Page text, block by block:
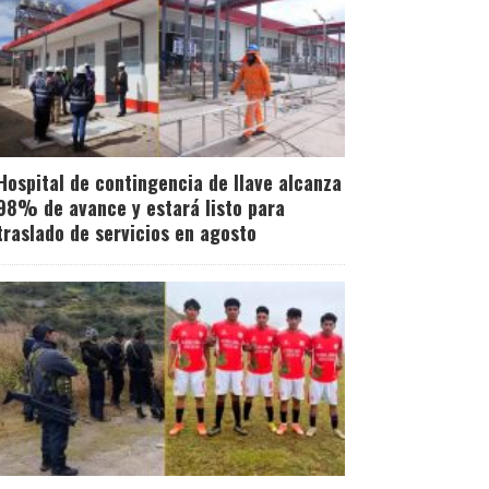
de contingencia de Ilave alcanza
de avance y estará listo para
de servicios en agosto